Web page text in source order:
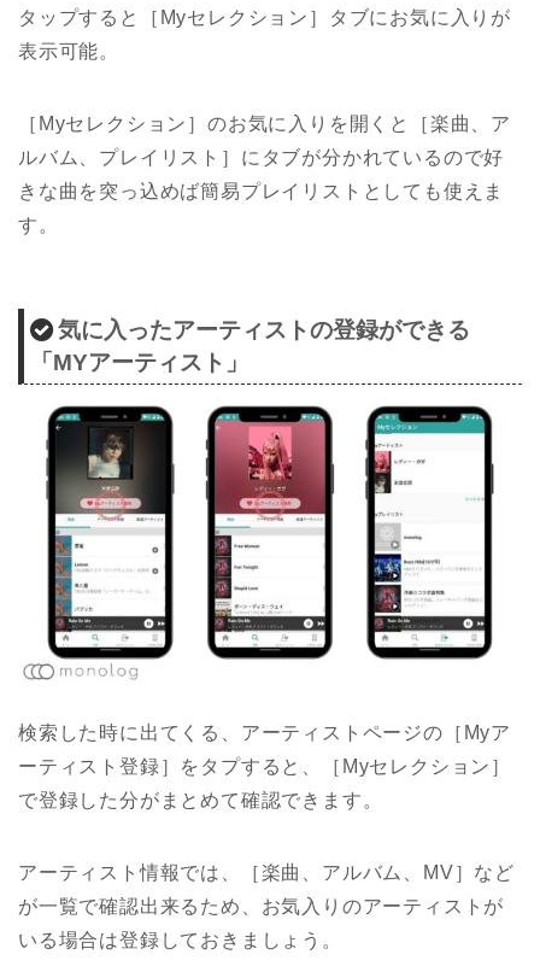
タップすると［Myセレクション］タブにお気に入りが
表示可能。
［Myセレクション］のお気に入りを開くと［楽曲、ア
ルバム、プレイリスト］にタブが分かれているので好
きな曲を突っ込めば簡易プレイリストとしても使えま
す。
気に入ったアーティストの登録ができる
「MYアーティスト」
検索した時に出てくる、アーティストページの［Myア
ーティスト登録］をタプすると、［Myセレクション］
で登録した分がまとめて確認できます。
アーティスト情報では、［楽曲、アルバム、MV］など
が一覧で確認出来るため、お気入りのアーティストが
いる場合は登録しておきましょう。